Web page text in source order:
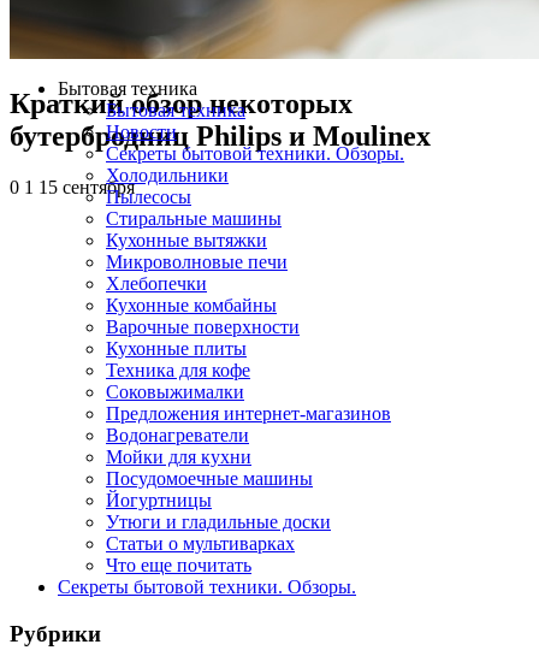
Краткий обзор некоторых
бутербродниц Philips и Moulinex
0 1 15 сентября
Бытовая техника
Бытовая техника
Новости
Секреты бытовой техники. Обзоры.
Холодильники
Пылесосы
Стиральные машины
Кухонные вытяжки
Микроволновые печи
Хлебопечки
Кухонные комбайны
Варочные поверхности
Кухонные плиты
Техника для кофе
Соковыжималки
Предложения интернет-магазинов
Водонагреватели
Мойки для кухни
Посудомоечные машины
Йогуртницы
Утюги и гладильные доски
Статьи о мультиварках
Что еще почитать
Секреты бытовой техники. Обзоры.
Рубрики